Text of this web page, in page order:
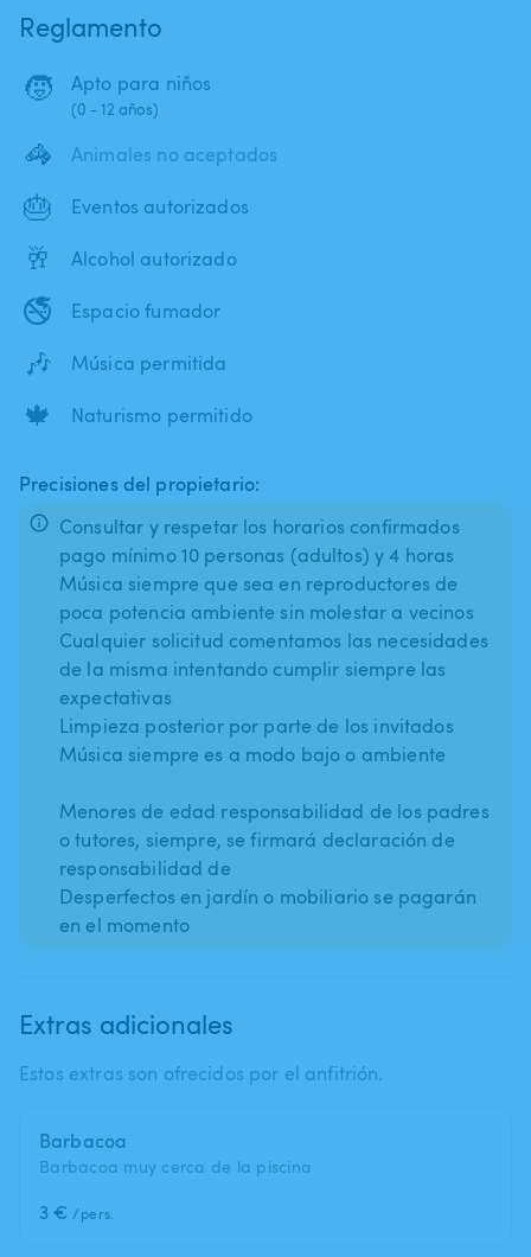
Reglamento
🧒 Apto para niños
(0 - 12 años)
🦓 Animales no aceptados
🎂 Eventos autorizados
🥂 Alcohol autorizado
🚭 Espacio fumador
🎶 Música permitida
🍁 Naturismo permitido
Precisiones del propietario:
Consultar y respetar los horarios confirmados
pago mínimo 10 personas (adultos) y 4 horas
Música siempre que sea en reproductores de
poca potencia ambiente sin molestar a vecinos
Cualquier solicitud comentamos las necesidades
de la misma intentando cumplir siempre las
expectativas
Limpieza posterior por parte de los invitados
Música siempre es a modo bajo o ambiente
Menores de edad responsabilidad de los padres
o tutores, siempre, se firmará declaración de
responsabilidad de
Desperfectos en jardín o mobiliario se pagarán
en el momento
Extras adicionales
Estos extras son ofrecidos por el anfitrión.
Barbacoa
Barbacoa muy cerca de la piscina
3 € /pers.